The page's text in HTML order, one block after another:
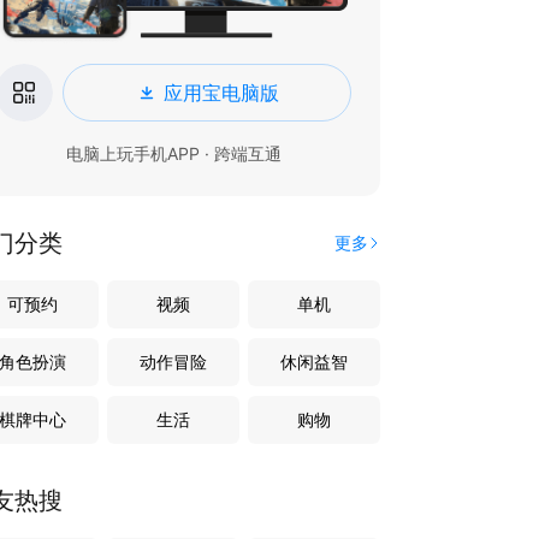
应用宝电脑版
电脑上玩手机APP · 跨端互通
分类 更多
可预约 视频 单机
角色扮演 动作冒险 休闲益智
棋牌中心 生活 购物
热搜